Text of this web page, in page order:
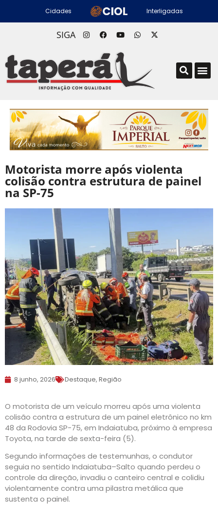
Cidades Interligadas
SIGA
Motorista morre após violenta
colisão contra estrutura de painel
na SP-75
8 junho, 2026 Destaque, Região
O motorista de um veículo morreu após uma violenta
colisão contra a estrutura de um painel eletrônico no km
48 da Rodovia SP-75, em Indaiatuba, próximo à empresa
Toyota, na tarde de sexta-feira (5).
Segundo informações de testemunhas, o condutor
seguia no sentido Indaiatuba–Salto quando perdeu o
controle da direção, invadiu o canteiro central e colidiu
violentamente contra uma pilastra metálica que
sustenta o painel.